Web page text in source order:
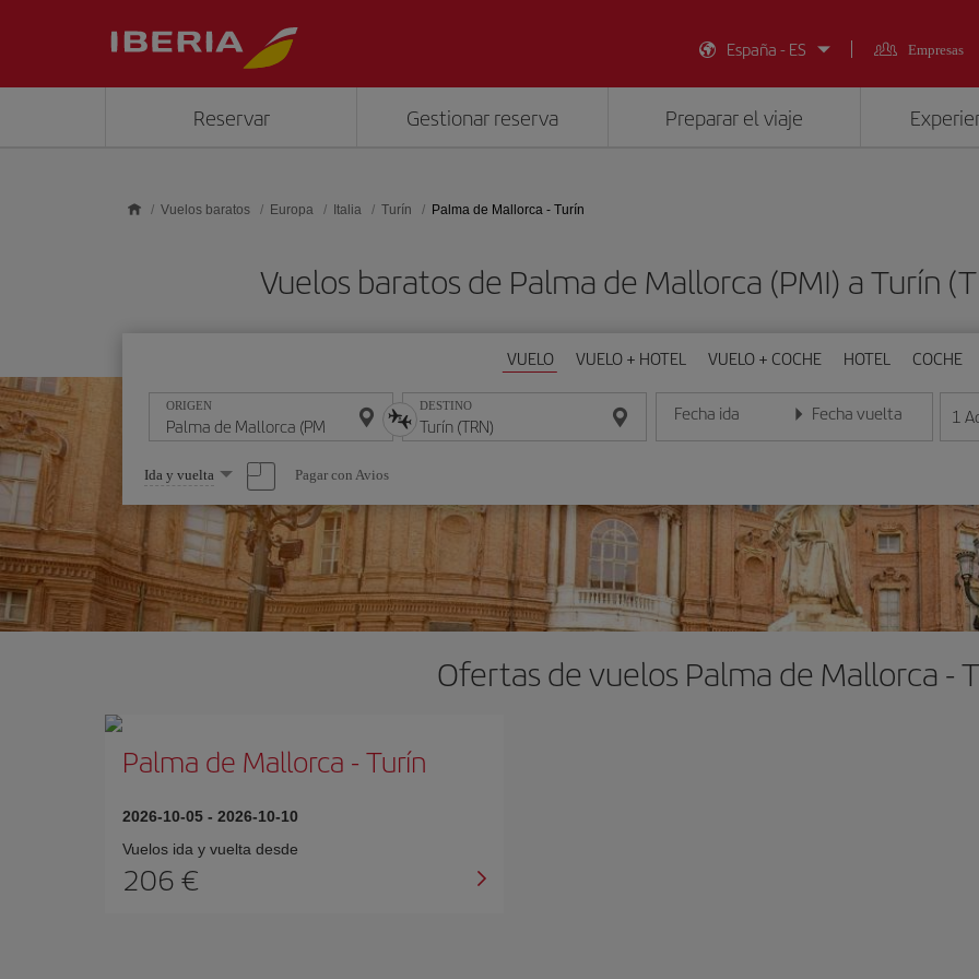
España - ES
Empresas
Reservar Gestionar reserva Preparar el viaje
Vuelos baratos Europa Italia Turín Palma de Mallorca - Turín
Vuelos baratos de Palma de Mallorca (PMI) a Turín
VUELO VUELO + HOTEL VUELO + COCHE HOTEL COCHE
ORIGEN DESTINO Fecha ida
Introduce la fecha en formato día/mes/año
Fecha vuelta
Introduce la fecha en 1
Seleccione
una
opción
Ida y vuelta Pagar con Avios
Ofertas de vuelos Palma de Mallorca -
Palma de Mallorca -Turín
2026-10-05 - 2026-10-10
Vuelos ida y vuelta desde
206 €